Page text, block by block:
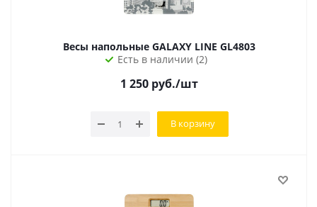
Весы напольные GALAXY LINE GL4803
Есть в наличии (2)
1 250 руб./шт
В корзину